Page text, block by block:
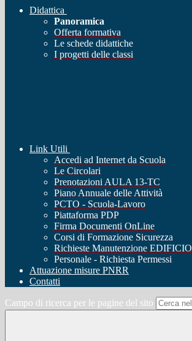
Didattica
Panoramica
Offerta formativa
Le schede didattiche
I progetti delle classi
Link Utili
Accedi ad Internet da Scuola
Le Circolari
Prenotazioni AULA 13-TC
Piano Annuale delle Attività
PCTO - Scuola-Lavoro
Piattaforma PDP
Firma Documenti OnLine
Corsi di Formazione Sicurezza
Richieste Manutenzione EDIFICIO
Personale - Richiesta Permessi
Attuazione misure PNRR
Contatti
Campo di ricerca per le pagine del sito